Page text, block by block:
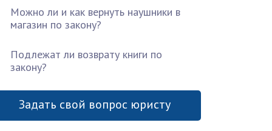
Можно ли и как вернуть наушники в
магазин по закону?
Подлежат ли возврату книги по
закону?
Задать свой вопрос юристу